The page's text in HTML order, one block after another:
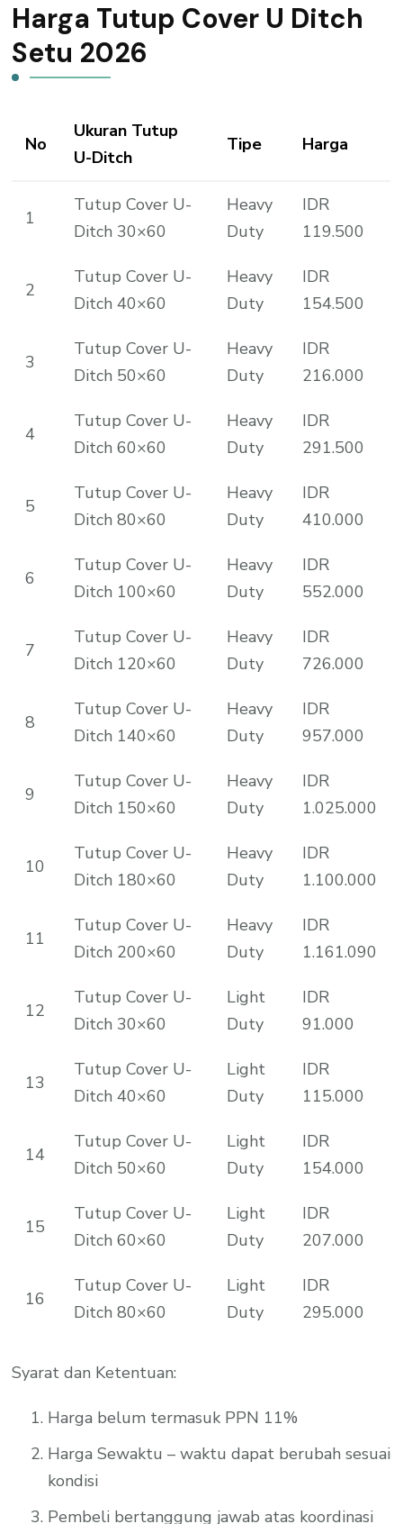
Harga Tutup Cover U Ditch
Setu 2026
No
Ukuran Tutup
U-Ditch
Tipe Harga
1
Tutup Cover U-
Ditch 30×60
Heavy
Duty
IDR
119.500
2
Tutup Cover U-
Ditch 40×60
Heavy
Duty
IDR
154.500
3
Tutup Cover U-
Ditch 50×60
Heavy
Duty
IDR
216.000
4
Tutup Cover U-
Ditch 60×60
Heavy
Duty
IDR
291.500
5
Tutup Cover U-
Ditch 80×60
Heavy
Duty
IDR
410.000
6
Tutup Cover U-
Ditch 100×60
Heavy
Duty
IDR
552.000
7
Tutup Cover U-
Ditch 120×60
Heavy
Duty
IDR
726.000
8
Tutup Cover U-
Ditch 140×60
Heavy
Duty
IDR
957.000
9
Tutup Cover U-
Ditch 150×60
Heavy
Duty
IDR
1.025.000
10
Tutup Cover U-
Ditch 180×60
Heavy
Duty
IDR
1.100.000
11
Tutup Cover U-
Ditch 200×60
Heavy
Duty
IDR
1.161.090
12
Tutup Cover U-
Ditch 30×60
Light
Duty
IDR
91.000
13
Tutup Cover U-
Ditch 40×60
Light
Duty
IDR
115.000
14
Tutup Cover U-
Ditch 50×60
Light
Duty
IDR
154.000
15
Tutup Cover U-
Ditch 60×60
Light
Duty
IDR
207.000
16
Tutup Cover U-
Ditch 80×60
Light
Duty
IDR
295.000
Syarat dan Ketentuan:
Harga belum termasuk PPN 11%
Harga Sewaktu – waktu dapat berubah sesuai
kondisi
Pembeli bertanggung jawab atas koordinasi